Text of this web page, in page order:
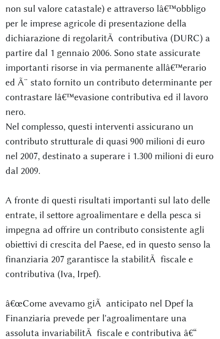
non sul valore catastale) e attraverso lâ€™obbligo
per le imprese agricole di presentazione della
dichiarazione di regolaritÃ contributiva (DURC) a
partire dal 1 gennaio 2006. Sono state assicurate
importanti risorse in via permanente allâ€™erario
ed Ã¨ stato fornito un contributo determinante per
contrastare lâ€™evasione contributiva ed il lavoro
nero.
Nel complesso, questi interventi assicurano un
contributo strutturale di quasi 900 milioni di euro
nel 2007, destinato a superare i 1.300 milioni di euro
dal 2009.
A fronte di questi risultati importanti sul lato delle
entrate, il settore agroalimentare e della pesca si
impegna ad offrire un contributo consistente agli
obiettivi di crescita del Paese, ed in questo senso la
finanziaria 207 garantisce la stabilitÃ fiscale e
contributiva (Iva, Irpef).
â€œCome avevamo giÃ anticipato nel Dpef la
Finanziaria prevede per l'agroalimentare una
assoluta invariabilitÃ fiscale e contributiva â€“